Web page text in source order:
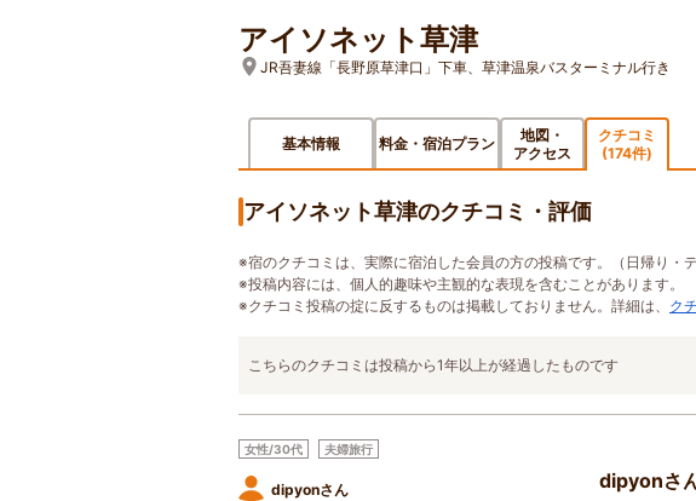
アイソネット草津
JR吾妻線「長野原草津口」下車、草津温泉バスターミナル行き
基本情報 料金・宿泊プラン
地図・
アクセス
クチコミ
(174件)
アイソネット草津のクチコミ・評価
※宿のクチコミは、実際に宿泊した会員の方の投稿です。（日帰り・
※投稿内容には、個人的趣味や主観的な表現を含むことがあります。
※クチコミ投稿の掟に反するものは掲載しておりません。詳細は、 ク
こちらのクチコミは投稿から1年以上が経過したものです
女性/30代 夫婦旅行
dipyonさん
dipyonさ